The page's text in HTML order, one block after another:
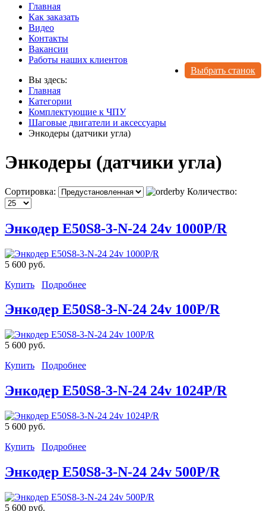
Главная
Как заказать
Видео
Контакты
Вакансии
Работы наших клиентов
Выбрать станок
Вы здесь:
Главная
Категории
Комплектующие к ЧПУ
Шаговые двигатели и аксессуары
Энкодеры (датчики угла)
Энкодеры (датчики угла)
Сортировка: Количество:
Энкодер E50S8-3-N-24 24v 1000P/R
5 600 руб.
Купить
Подробнее
Энкодер E50S8-3-N-24 24v 100P/R
5 600 руб.
Купить
Подробнее
Энкодер E50S8-3-N-24 24v 1024P/R
5 600 руб.
Купить
Подробнее
Энкодер E50S8-3-N-24 24v 500P/R
5 600 руб.